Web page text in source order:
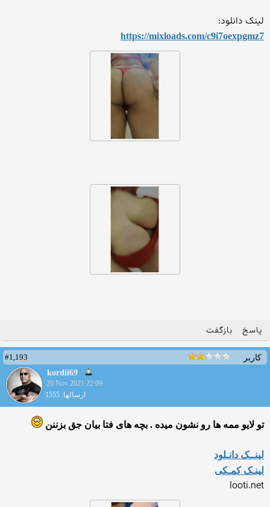
لینک دانلود:
https://mixloads.com/c9i7oexpgmz7
پاسخ بازگفت
کاربر
#1,193
kordii69
20 Nov 2021 22:09
ارسالها: 1555
تو لایو ممه ها رو نشون میده . بچه های فتا بیان جق بزننن
لینــک دانـلود
لینـک کمـکی
looti.net